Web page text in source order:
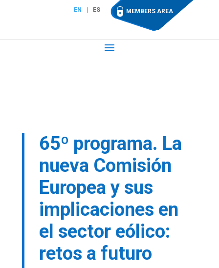
EN ES MEMBERS AREA
65º programa. La
nueva Comisión
Europea y sus
implicaciones en
el sector eólico:
retos a futuro